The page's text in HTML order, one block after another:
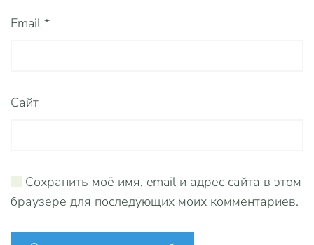
Email *
Сайт
Сохранить моё имя, email и адрес сайта в этом
браузере для последующих моих комментариев.